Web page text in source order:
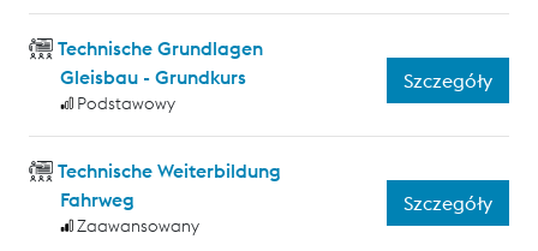
Technische Grundlagen
Gleisbau - Grundkurs
Podstawowy
Szczegóły
Technische Weiterbildung
Fahrweg
Zaawansowany
Szczegóły